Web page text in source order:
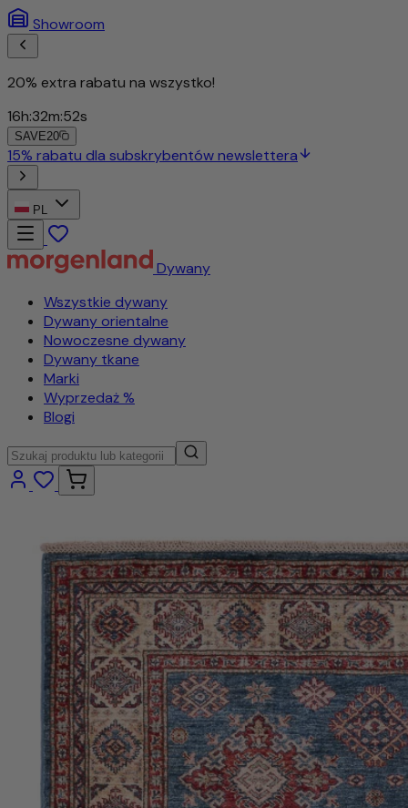
Showroom
20% extra rabatu na wszystko!
16h:32m:50s
SAVE20
15% rabatu dla subskrybentów newslettera
PL
Dywany
Wszystkie dywany
Dywany orientalne
Nowoczesne dywany
Dywany tkane
Marki
Wyprzedaż %
Blogi